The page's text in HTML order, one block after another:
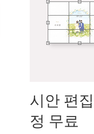
시안 편
정 무료